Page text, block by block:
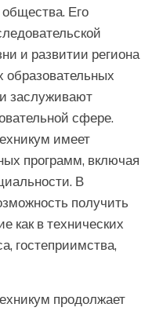
Его
и развитии региона
заслуживают
сфере.
имеет
программ, включая
В
получить
как в технических
гостеприимства,
продолжает